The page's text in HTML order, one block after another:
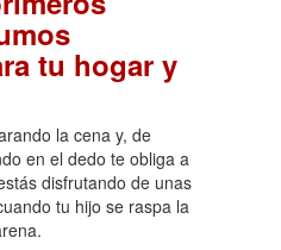
tu hogar y
la cena y, de
en el dedo te obliga a
disfrutando de unas
tu hijo se raspa la